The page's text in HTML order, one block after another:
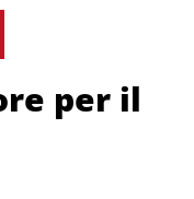
per il